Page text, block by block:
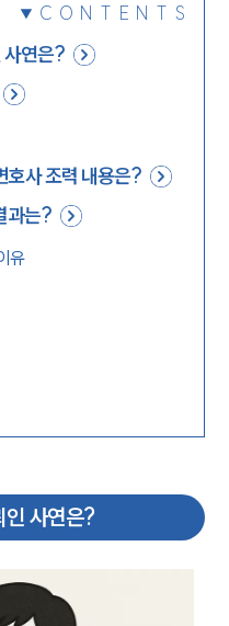
CONTENTS
사연은?
호사 조력 내용은?
과는?
유
인 사연은?